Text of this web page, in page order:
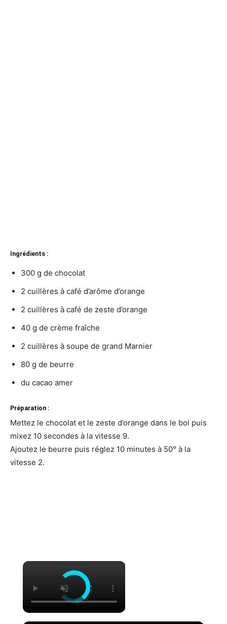
Ingrédients :
300 g de chocolat
2 cuillères à café d’arôme d’orange
2 cuillères à café de zeste d’orange
40 g de crème fraîche
2 cuillères à soupe de grand Marnier
80 g de beurre
du cacao amer
Préparation :
Mettez le chocolat et le zeste d’orange dans le bol puis
mixez 10 secondes à la vitesse 9.
Ajoutez le beurre puis réglez 10 minutes à 50° à la
vitesse 2.
×